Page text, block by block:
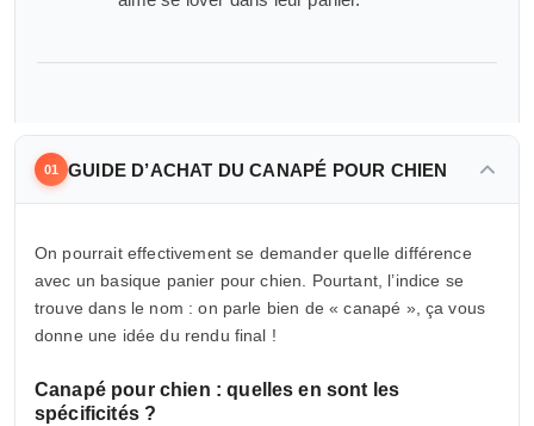
01 GUIDE D’ACHAT DU CANAPÉ POUR CHIEN
On pourrait effectivement se demander quelle différence
avec un basique panier pour chien. Pourtant, l’indice se
trouve dans le nom : on parle bien de « canapé », ça vous
donne une idée du rendu final !
Canapé pour chien : quelles en sont les
spécificités ?